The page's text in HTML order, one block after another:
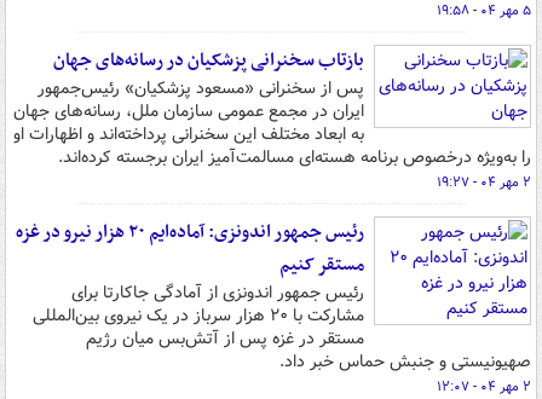
۵ مهر ۰۴ - ۱۹:۵۸
بازتاب سخنرانی پزشکیان در رسانه‌های جهان
پس از سخنرانی «مسعود پزشکیان» رئیس‌جمهور
ایران در مجمع عمومی سازمان ملل، رسانه‌های جهان
به ابعاد مختلف این سخنرانی پرداخته‌اند و اظهارات او
را به‌ویژه درخصوص برنامه هسته‌ای مسالمت‌آمیز ایران برجسته کرده‌اند.
۲ مهر ۰۴ - ۱۹:۲۷
رئیس جمهور اندونزی: آماده‌ایم ۲۰ هزار نیرو در غزه
مستقر کنیم
رئیس جمهور اندونزی از آمادگی جاکارتا برای
مشارکت با ۲۰ هزار سرباز در یک نیروی بین‌المللی
مستقر در غزه پس از آتش‌بس میان رژیم
صهیونیستی و جنبش حماس خبر داد.
۲ مهر ۰۴ - ۱۲:۰۷